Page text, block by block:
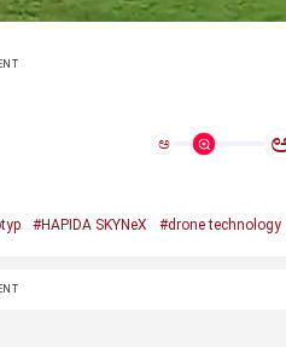
ಅ
#HAPIDA SKYNeX #drone technology